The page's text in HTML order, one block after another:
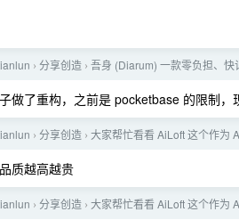
› 分享创造 › 吾身 (Diarum) 一款零负担、
做了重构，之前是 pocketbase 的限制，
› 分享创造 › 大家帮忙看看 AiLoft 这个作为
质越高越贵
› 分享创造 › 大家帮忙看看 AiLoft 这个作为